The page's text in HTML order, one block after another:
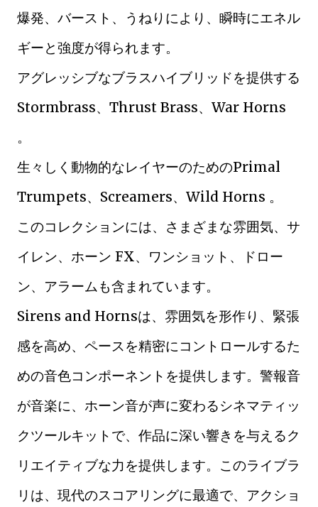
爆発、バースト、うねりにより、瞬時にエネル
ギーと強度が得られます。
アグレッシブなブラスハイブリッドを提供する
Stormbrass、Thrust Brass、War Horns
。
生々しく動物的なレイヤーのためのPrimal
Trumpets、Screamers、Wild Horns 。
このコレクションには、さまざまな雰囲気、サ
イレン、ホーン FX、ワンショット、ドロー
ン、アラームも含まれています。
Sirens and Hornsは、雰囲気を形作り、緊張
感を高め、ペースを精密にコントロールするた
めの音色コンポーネントを提供します。警報音
が音楽に、ホーン音が声に変わるシネマティッ
クツールキットで、作品に深い響きを与えるク
リエイティブな力を提供します。このライブラ
リは、現代のスコアリングに最適で、アクショ